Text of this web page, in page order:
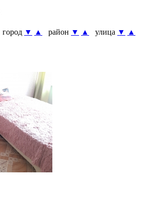
город ▼ ▲ район ▼ ▲ улица ▼
▲